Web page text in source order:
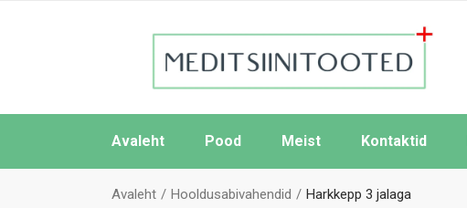
Avaleht Pood Meist Kontaktid
Avaleht Hooldusabivahendid Harkkepp 3 jalaga